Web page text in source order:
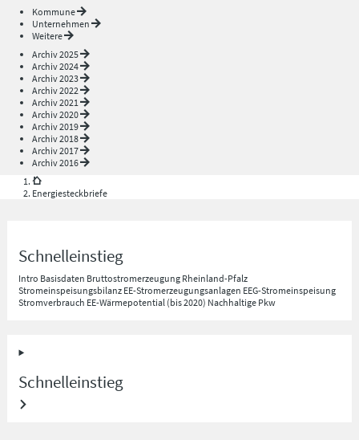
Kommune
Unternehmen
Weitere
Archiv 2025
Archiv 2024
Archiv 2023
Archiv 2022
Archiv 2021
Archiv 2020
Archiv 2019
Archiv 2018
Archiv 2017
Archiv 2016
Energiesteckbriefe
Schnelleinstieg
Intro Basisdaten Bruttostromerzeugung Rheinland-Pfalz
Stromeinspeisungsbilanz EE-Stromerzeugungsanlagen EEG-Stromeinspeisung
Stromverbrauch EE-Wärmepotential (bis 2020) Nachhaltige Pkw
Schnelleinstieg